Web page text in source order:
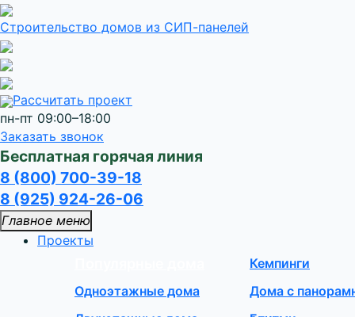
Строительство домов из СИП-панелей
Рассчитать проект
пн-пт 09:00–18:00
Заказать звонок
Бесплатная горячая линия
8 (800) 700-39-18
8 (925) 924-26-06
Главное меню
Проекты
Одноэтажные дома
Кемпинги
Дома с